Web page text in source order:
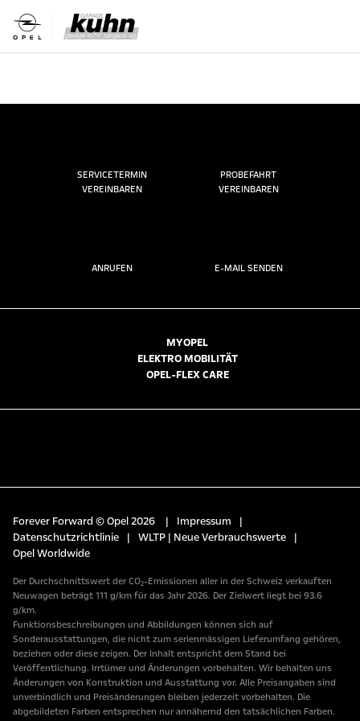
SERVICETERMIN
VEREINBAREN
PROBEFAHRT
VEREINBAREN
ANRUFEN E-MAIL SENDEN
MYOPEL
ELEKTRO MOBILITÄT
OPEL-FLEX CARE
Forever Forward © Opel 2026 | Impressum
|
Datenschutzrichtlinie
| WLTP | Neue Verbrauchswerte
|
Opel Worldwide
Der Durchschnittswert der CO₂-Emissionen aller in der Schweiz verkauften
Neuwagen beträgt 111 g/km für das Jahr 2026. Der Zielwert liegt bei 93.6
g/km.
Funktionsbeschreibungen und Abbildungen können sich auf
Sonderausstattungen, die nicht zum serienmässigen Lieferumfang gehören,
beziehen oder diese zeigen. Der Inhalt entspricht dem Stand bei
Veröffentlichung. Irrtümer und Änderungen vorbehalten. Wir behalten uns
Änderungen von Konstruktion und Ausstattung vor. Alle Preisangaben sind
unverbindlich und Preisänderungen bleiben jederzeit vorbehalten. Die
abgebildeten Farben entsprechen nur annähernd den tatsächlichen Farben.